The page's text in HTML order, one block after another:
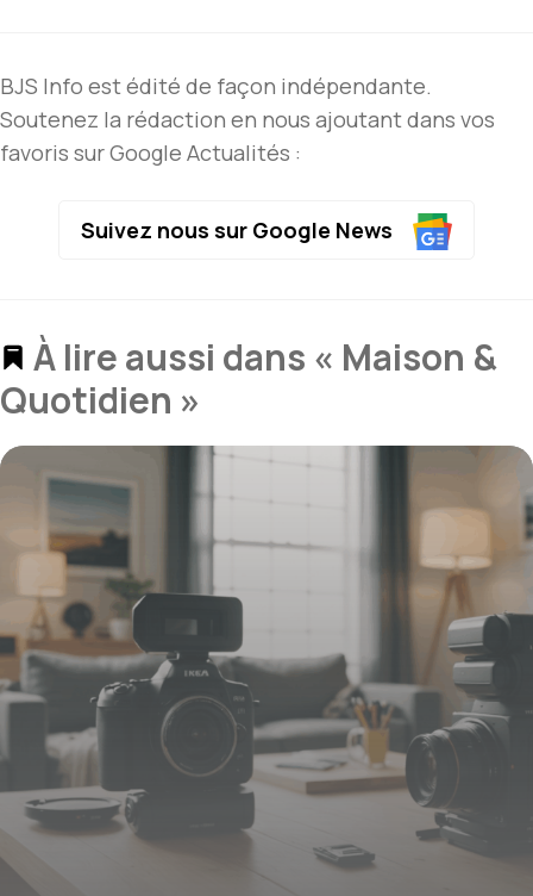
BJS Info est édité de façon indépendante.
Soutenez la rédaction en nous ajoutant dans vos
favoris sur Google Actualités :
Suivez nous sur Google News
À lire aussi dans « Maison &
Quotidien »